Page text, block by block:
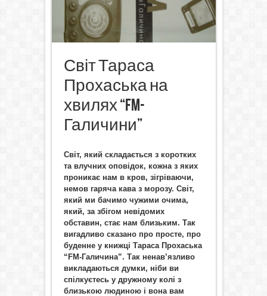
Світ Тараса
Прохаська на
хвилях “FM-
Галичини”
Світ, який складається з коротких
та влучних оповідок, кожна з яких
проникає нам в кров, зігріваючи,
немов гаряча кава з морозу. Світ,
який ми бачимо чужими очима,
який, за збігом невідомих
обставин, стає нам близьким. Так
вигадливо сказано про просте, про
буденне у книжці Тараса Прохаська
“FM-Галичина”. Так ненав’язливо
викладаються думки, ніби ви
спілкуєтесь у дружному колі з
близькою людиною і вона вам